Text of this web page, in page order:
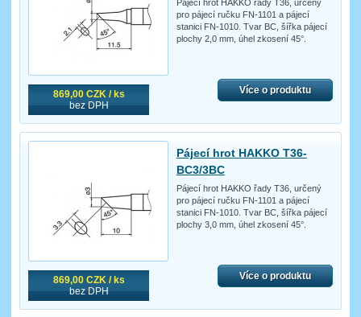
869,00 CZK / ks
bez DPH
Pájecí hrot HAKKO řady T36, určený
pro pájecí ručku FN-1101 a pájecí
stanici FN-1010. Tvar BC, šířka pájecí
plochy 2,0 mm, úhel zkosení 45°.
Více o produktu
869,00 CZK / ks
bez DPH
Pájecí hrot HAKKO T36-
BC3/3BC
Pájecí hrot HAKKO řady T36, určený
pro pájecí ručku FN-1101 a pájecí
stanici FN-1010. Tvar BC, šířka pájecí
plochy 3,0 mm, úhel zkosení 45°.
Více o produktu